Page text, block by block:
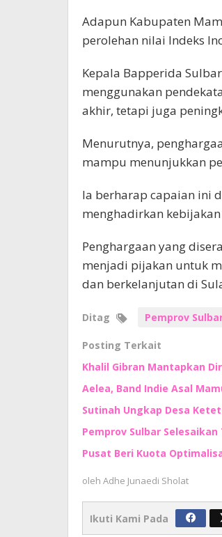
Adapun Kabupaten
perolehan nilai Indeks
Kepala Bapperida
menggunakan
akhir, tetapi juga
Menurutnya,
mampu menunjukkan
Ia berharap capaian ini
menghadirkan
Penghargaan yang
menjadi pijakan untuk
dan berkelanjutan di
Ditag Pemprov
Posting Terkait
Khalil Gibran Mantapkan
Aelea, Band Indie Asal
Sutinah Ungkap Desa
Pemprov Sulbar Selesaikan
Pusat Beri Kuota
oleh Adhe Junaedi Sholat
Ikuti Kami Pada